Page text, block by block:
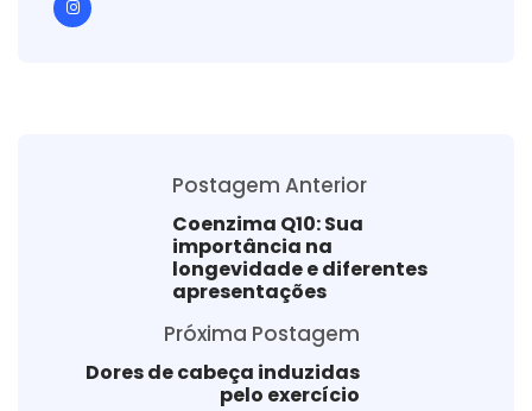
Postagem Anterior
Coenzima Q10: Sua
importância na
longevidade e diferentes
apresentações
Próxima Postagem
Dores de cabeça induzidas
pelo exercício